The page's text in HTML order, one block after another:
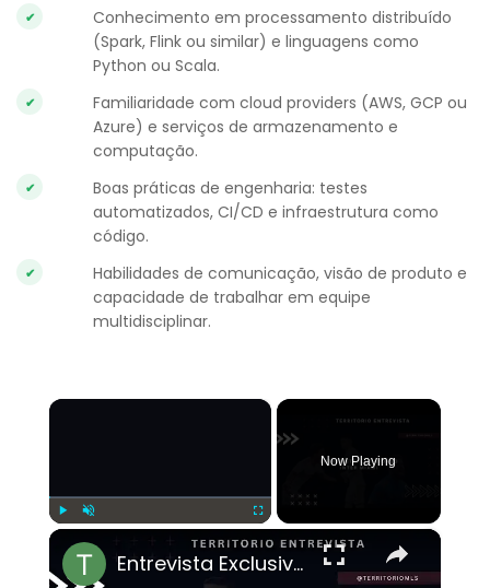
Conhecimento em processamento distribuído
(Spark, Flink ou similar) e linguagens como
Python ou Scala.
Familiaridade com cloud providers (AWS, GCP ou
Azure) e serviços de armazenamento e
computação.
Boas práticas de engenharia: testes
automatizados, CI/CD e infraestrutura como
código.
Habilidades de comunicação, visão de produto e
capacidade de trabalhar em equipe
multidisciplinar.
×
Now Playing
×
Entrevista Exclusiva com Léo Afonso: Temporada do Inter Miami, Adaptação aos EUA e Playoffs na MLS!